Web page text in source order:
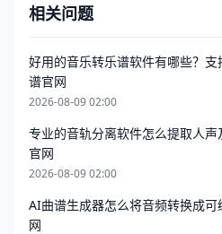
相关问题
好用的音乐转乐谱软件有哪些？
谱官网
2026-08-09 02:00
专业的音轨分离软件怎么提取人
官网
2026-08-09 02:00
AI曲谱生成器怎么将音频转换成
网